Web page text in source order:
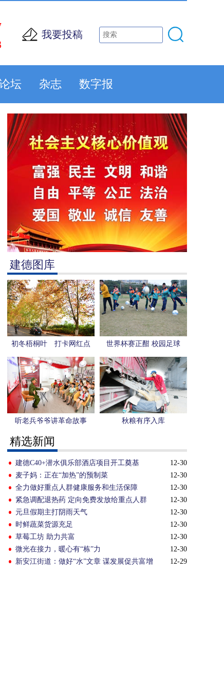
我要投稿
坛 杂志 数字报
建德图库
初冬梧桐叶 打卡网红点
世界杯赛正酣 校园足球
更“热”
听老兵爷爷讲革命故事 秋粮有序入库
精选新闻
12-30
建德C40+潜水俱乐部酒店项目开工奠基
12-30
麦子妈：正在“加热”的预制菜
12-30
全力做好重点人群健康服务和生活保障
12-30
紧急调配退热药 定向免费发放给重点人群
12-30
元旦假期主打阴雨天气
12-30
时鲜蔬菜货源充足
12-30
草莓工坊 助力共富
12-30
微光在接力，暖心有“栋”力
12-29
新安江街道：做好“水”文章 谋发展促共富增